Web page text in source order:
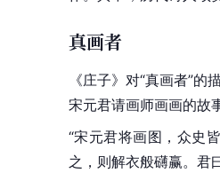
真画者
《庄子》对“真画者”
宋元君请画师画画的故
“宋元君将画图，众史
之，则解衣般礴赢。君